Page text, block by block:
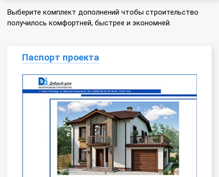
Выберите комплект дополнений чтобы строительство
получилось комфортней, быстрее и экономней.
Паспорт проекта